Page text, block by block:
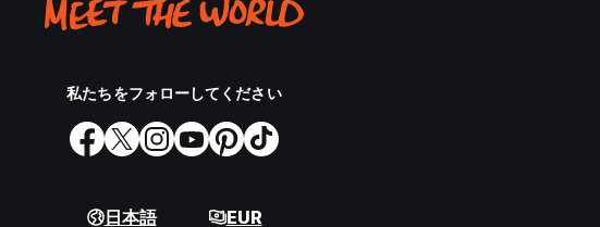
私たちをフォローしてください
日本語 EUR